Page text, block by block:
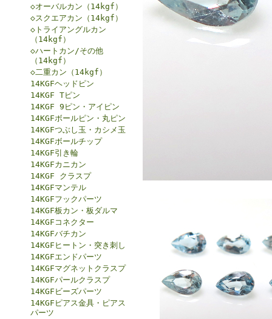
◇オーバルカン（14kgf）
◇スクエアカン（14kgf）
◇トライアングルカン
（14kgf）
◇ハートカン/その他
（14kgf）
◇二重カン（14kgf）
14KGFヘッドピン
14KGF Tピン
14KGF 9ピン・アイピン
14KGFボールピン・丸ピン
14KGFつぶし玉・カシメ玉
14KGFボールチップ
14KGF引き輪
14KGFカニカン
14KGF クラスプ
14KGFマンテル
14KGFフックパーツ
14KGF板カン・板ダルマ
14KGFコネクター
14KGFバチカン
14KGFヒートン・突き刺し
14KGFエンドパーツ
14KGFマグネットクラスプ
14KGFパールクラスプ
14KGFビーズパーツ
14KGFピアス金具・ピアス
パーツ